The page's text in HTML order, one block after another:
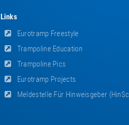
Links
Eurotramp Freestyle
Trampoline Education
Trampoline Pics
Eurotramp Projects
Meldestelle Für Hinweisgeber (HinSchG)